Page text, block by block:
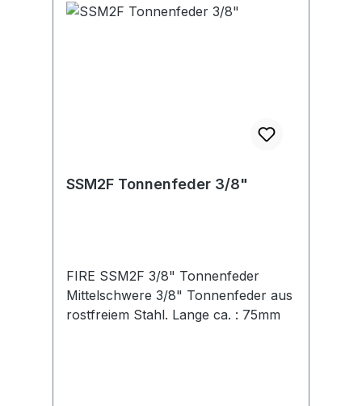
SSM2F Tonnenfeder 3/8"
FIRE SSM2F 3/8" Tonnenfeder
Mittelschwere 3/8" Tonnenfeder aus
rostfreiem Stahl. Lange ca. : 75mm